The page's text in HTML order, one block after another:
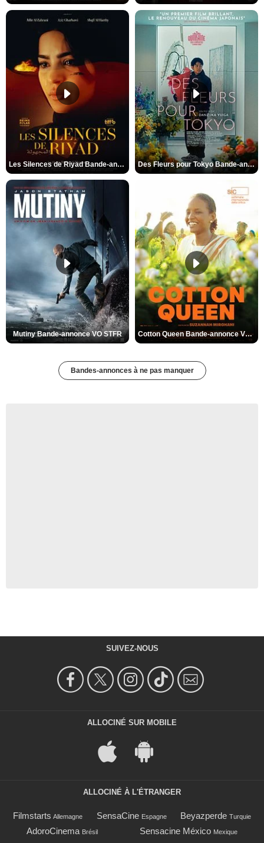
Les Silences de Riyad Bande-annonce VO STFR Des Fleurs pour Tokyo Bande-annonce VO STFR
Mutiny Bande-annonce VO STFR Cotton Queen Bande-annonce VO STFR
Bandes-annonces à ne pas manquer
SUIVEZ-NOUS
ALLOCINÉ SUR MOBILE
ALLOCINÉ À L'ÉTRANGER
Filmstarts Allemagne SensaCine Espagne Beyazperde Turquie
AdoroCinema Brésil Sensacine México Mexique